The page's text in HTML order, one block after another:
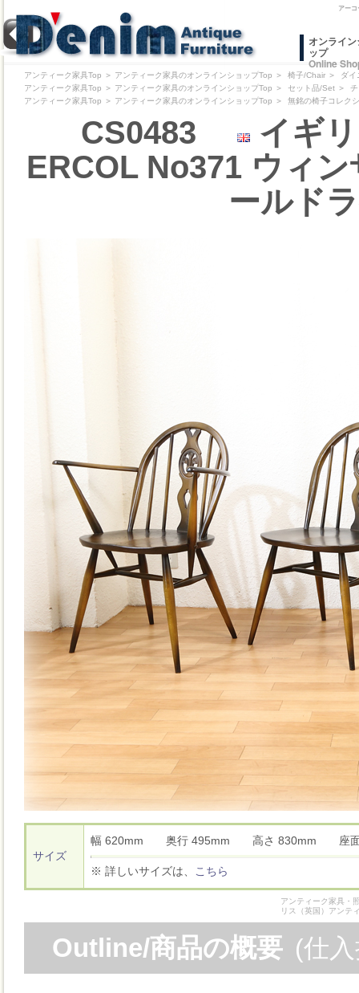
アー
オンライ
ップ
Online
アンティーク家具Top ＞ アンティーク家具のオンラインショップTop ＞ 椅子/Chair ＞
ダイ
アンティーク家具Top ＞ アンティーク家具のオンラインショップTop ＞ セット品/Set ＞
アンティーク家具Top ＞ アンティーク家具のオンラインショップTop ＞ 無銘の椅子コレク
CS0483
イギ
ERCOL No371 ウィ
ールド
サイズ
幅 620mm 奥行 495mm 高さ 830mm 座
※ 詳しいサイズは、 こちら
アンティーク家具・
リス（英国）アンテ
Outline/商品の概要 (仕